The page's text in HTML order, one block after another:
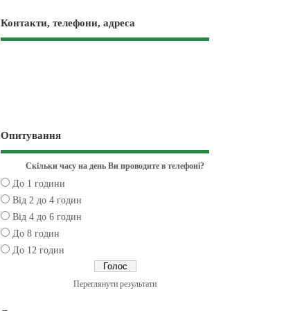
Контакти, телефони, адреса
Опитування
Скільки часу на день Ви проводите в телефоні?
До 1 години
Від 2 до 4 годин
Від 4 до 6 годин
До 8 годин
До 12 годин
Переглянути результати